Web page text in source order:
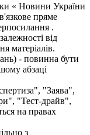
« Новини України
пряме
.
від
матеріалів.
- повинна бути
абзаці
"Заява",
"Тест-драйв",
на правах
з